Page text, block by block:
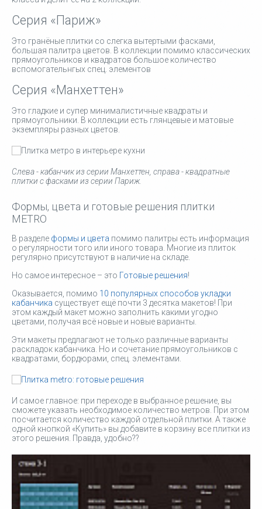
Серия «Париж»
Это гранёные плитки со слегка вытертыми фасками,
большая палитра цветов. В коллекции помимо классических
прямоугольников и квадратов большое количество
вспомогательнгых спец. элементов
Серия «Манхеттен»
Это гладкие и супер минималистичные квадраты и
прямоугольники. В коллекции есть глянцевые и матовые
экземпляры разных цветов.
Слева - кабанчик из серии Манхеттен, справа - квадратные
плитки с фасками из серии Париж.
Формы, цвета и готовые решения плитки
METRO
В разделе формы и цвета помимо палитры есть информация
о регулярности того или иного товара. Многие из плиток
регулярно присутствуют в наличие на складе.
Но самое интересное – это Готовые решения!
Оказывается, помимо 10 популярных способов укладки
кабанчика существует ещё почти 3 десятка макетов! При
этом каждый макет можно заполнить какими угодно
цветами, получая всё новые и новые варианты.
Эти макеты предлагают не только различные варианты
раскладок кабанчика. Но и сочетание прямоугольников с
квадратами, бордюрами, спец. элементами.
И самое главное: при переходе в выбранное решение, вы
сможете указать необходимое количество метров. При этом
посчитается количество каждой отдельной плитки. А также
одной кнопкой «Купить» вы добавите в корзину все плитки из
этого решения. Правда, удобно??